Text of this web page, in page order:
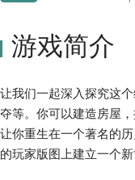
游戏简介
让我们一起深入探究这
夺等。你可以建造房屋
让你重生在一个著名的
的玩家版图上建立一个新